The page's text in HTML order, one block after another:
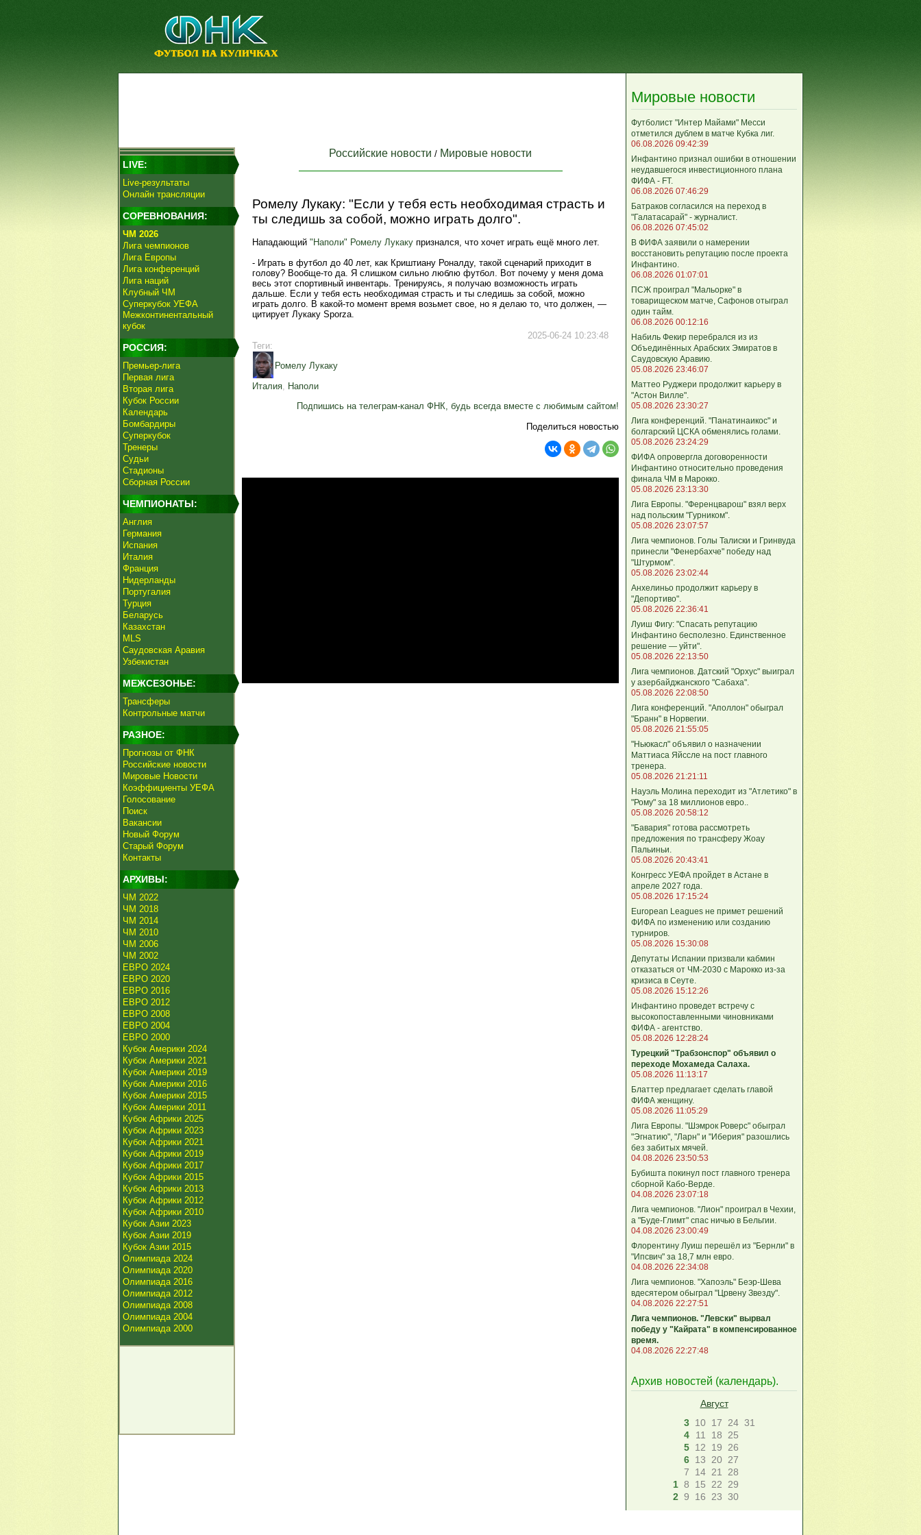
LIVE:
Live-результаты
Онлайн трансляции
СОРЕВНОВАНИЯ:
ЧМ 2026
Лига чемпионов
Лига Европы
Лига конференций
Лига наций
Клубный ЧМ
Суперкубок УЕФА
Межконтинентальный
кубок
РОССИЯ:
Премьер-лига
Первая лига
Вторая лига
Кубок России
Календарь
Бомбардиры
Суперкубок
Тренеры
Судьи
Стадионы
Сборная России
ЧЕМПИОНАТЫ:
Англия
Германия
Испания
Италия
Франция
Нидерланды
Португалия
Турция
Беларусь
Казахстан
MLS
Саудовская Аравия
Узбекистан
МЕЖСЕЗОНЬЕ:
Трансферы
Контрольные матчи
РАЗНОЕ:
Прогнозы от ФНК
Российские новости
Мировые Новости
Коэффициенты УЕФА
Голосование
Поиск
Вакансии
Новый Форум
Старый Форум
Контакты
АРХИВЫ:
ЧМ 2022
ЧМ 2018
ЧМ 2014
ЧМ 2010
ЧМ 2006
ЧМ 2002
ЕВРО 2024
ЕВРО 2020
ЕВРО 2016
ЕВРО 2012
ЕВРО 2008
ЕВРО 2004
ЕВРО 2000
Кубок Америки 2024
Кубок Америки 2021
Кубок Америки 2019
Кубок Америки 2016
Кубок Америки 2015
Кубок Америки 2011
Кубок Африки 2025
Кубок Африки 2023
Кубок Африки 2021
Кубок Африки 2019
Кубок Африки 2017
Кубок Африки 2015
Кубок Африки 2013
Кубок Африки 2012
Кубок Африки 2010
Кубок Азии 2023
Кубок Азии 2019
Кубок Азии 2015
Олимпиада 2024
Олимпиада 2020
Олимпиада 2016
Олимпиада 2012
Олимпиада 2008
Олимпиада 2004
Олимпиада 2000
Российские новости / Мировые новости
Ромелу Лукаку: "Если у тебя есть необходимая страсть и
ты следишь за собой, можно играть долго".
Нападающий "Наполи" Ромелу Лукаку признался, что хочет играть ещё много лет.
- Играть в футбол до 40 лет, как Криштиану Роналду, такой сценарий приходит в
голову? Вообще-то да. Я слишком сильно люблю футбол. Вот почему у меня дома
весь этот спортивный инвентарь. Тренируясь, я получаю возможность играть
дальше. Если у тебя есть необходимая страсть и ты следишь за собой, можно
играть долго. В какой-то момент время возьмет свое, но я делаю то, что должен, —
цитирует Лукаку Sporza.
2025-06-24 10:23:48
Теги:
Ромелу Лукаку
Италия, Наполи
Подпишись на телеграм-канал ФНК, будь всегда вместе с любимым сайтом!
Поделиться новостью
Мировые новости
Футболист "Интер Майами" Месси
отметился дублем в матче Кубка лиг.
06.08.2026 09:42:39
Инфантино признал ошибки в отношении
неудавшегося инвестиционного плана
ФИФА - FT.
06.08.2026 07:46:29
Батраков согласился на переход в
"Галатасарай" - журналист.
06.08.2026 07:45:02
В ФИФА заявили о намерении
восстановить репутацию после проекта
Инфантино.
06.08.2026 01:07:01
ПСЖ проиграл "Мальорке" в
товарищеском матче, Сафонов отыграл
один тайм.
06.08.2026 00:12:16
Набиль Фекир перебрался из из
Объединённых Арабских Эмиратов в
Саудовскую Аравию.
05.08.2026 23:46:07
Маттео Руджери продолжит карьеру в
"Астон Вилле".
05.08.2026 23:30:27
Лига конференций. "Панатинаикос" и
болгарский ЦСКА обменялись голами.
05.08.2026 23:24:29
ФИФА опровергла договоренности
Инфантино относительно проведения
финала ЧМ в Марокко.
05.08.2026 23:13:30
Лига Европы. "Ференцварош" взял верх
над польским "Гурником".
05.08.2026 23:07:57
Лига чемпионов. Голы Талиски и Гринвуда
принесли "Фенербахче" победу над
"Штурмом".
05.08.2026 23:02:44
Анхелиньо продолжит карьеру в
"Депортиво".
05.08.2026 22:36:41
Луиш Фигу: "Спасать репутацию
Инфантино бесполезно. Единственное
решение — уйти".
05.08.2026 22:13:50
Лига чемпионов. Датский "Орхус" выиграл
у азербайджанского "Сабаха".
05.08.2026 22:08:50
Лига конференций. "Аполлон" обыграл
"Бранн" в Норвегии.
05.08.2026 21:55:05
"Ньюкасл" объявил о назначении
Маттиаса Яйссле на пост главного
тренера.
05.08.2026 21:21:11
Науэль Молина переходит из "Атлетико" в
"Рому" за 18 миллионов евро..
05.08.2026 20:58:12
"Бавария" готова рассмотреть
предложения по трансферу Жоау
Пальиньи.
05.08.2026 20:43:41
Конгресс УЕФА пройдет в Астане в
апреле 2027 года.
05.08.2026 17:15:24
European Leagues не примет решений
ФИФА по изменению или созданию
турниров.
05.08.2026 15:30:08
Депутаты Испании призвали кабмин
отказаться от ЧМ-2030 с Марокко из-за
кризиса в Сеуте.
05.08.2026 15:12:26
Инфантино проведет встречу с
высокопоставленными чиновниками
ФИФА - агентство.
05.08.2026 12:28:24
Турецкий "Трабзонспор" объявил о
переходе Мохамеда Салаха.
05.08.2026 11:13:17
Блаттер предлагает сделать главой
ФИФА женщину.
05.08.2026 11:05:29
Лига Европы. "Шэмрок Роверс" обыграл
"Эгнатию", "Ларн" и "Иберия" разошлись
без забитых мячей.
04.08.2026 23:50:53
Бубишта покинул пост главного тренера
сборной Кабо-Верде.
04.08.2026 23:07:18
Лига чемпионов. "Лион" проиграл в Чехии,
а "Буде-Глимт" спас ничью в Бельгии.
04.08.2026 23:00:49
Флорентину Луиш перешёл из "Бернли" в
"Ипсвич" за 18,7 млн евро.
04.08.2026 22:34:08
Лига чемпионов. "Хапоэль" Беэр-Шева
вдесятером обыграл "Црвену Звезду".
04.08.2026 22:27:51
Лига чемпионов. "Левски" вырвал
победу у "Кайрата" в компенсированное
время.
04.08.2026 22:27:48
Архив новостей (календарь).
Август
3 10 17 24 31
4
11 18
25
5 12 19
26
6 13 20 27
7
14 21
28
1 8 15 22
29
2 9 16 23 30